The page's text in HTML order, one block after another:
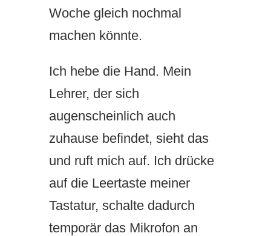
Woche gleich nochmal
machen könnte.
Ich hebe die Hand. Mein
Lehrer, der sich
augenscheinlich auch
zuhause befindet, sieht das
und ruft mich auf. Ich drücke
auf die Leertaste meiner
Tastatur, schalte dadurch
temporär das Mikrofon an